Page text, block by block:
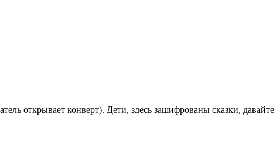
открывает конверт). Дети, здесь зашифрованы сказки, давайте